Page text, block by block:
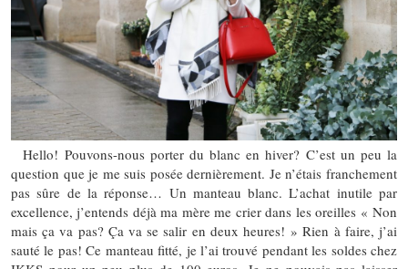
Hello! Pouvons-nous porter du blanc en hiver? C’est un peu la
question que je me suis posée dernièrement. Je n’étais franchement
pas sûre de la réponse… Un manteau blanc. L’achat inutile par
excellence, j’entends déjà ma mère me crier dans les oreilles « Non
mais ça va pas? Ça va se salir en deux heures! » Rien à faire, j’ai
sauté le pas! Ce manteau fitté, je l’ai trouvé pendant les soldes chez